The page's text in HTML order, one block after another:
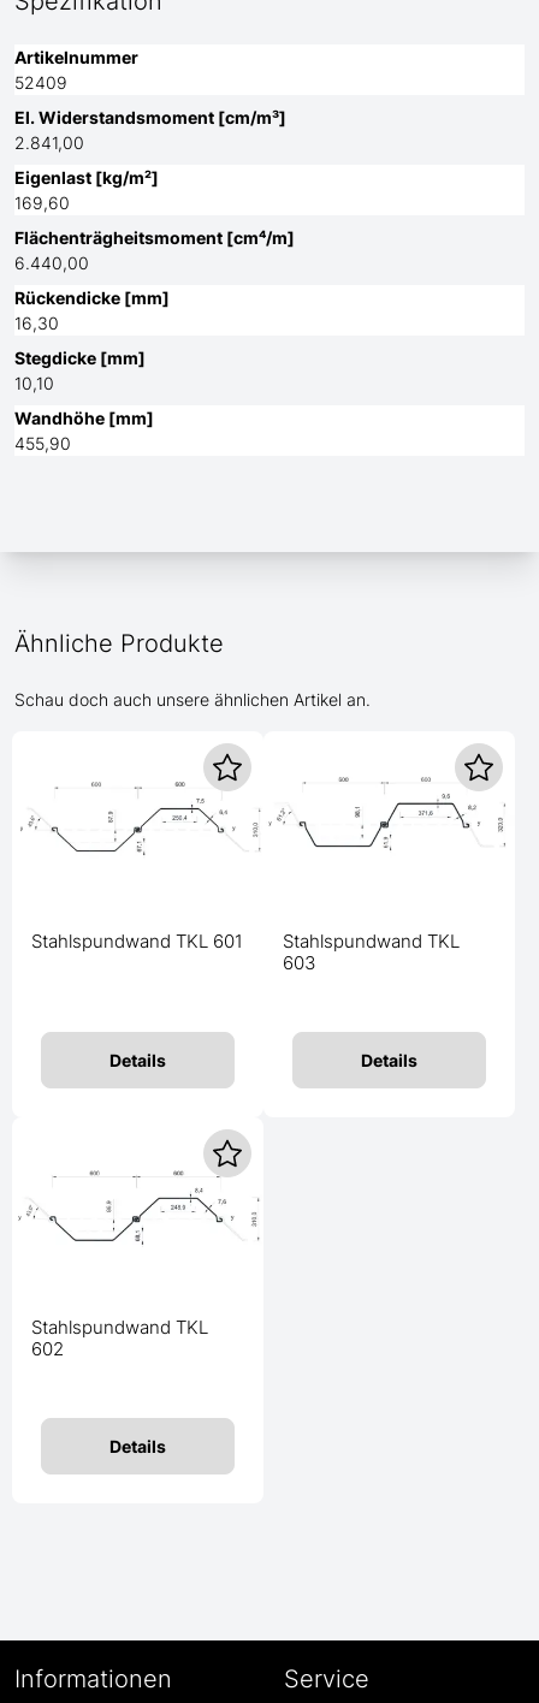
Artikelnummer
52409
El. Widerstandsmoment [cm/m³]
2.841,00
Eigenlast [kg/m²]
169,60
Flächenträgheitsmoment [cm⁴/m]
6.440,00
Rückendicke [mm]
16,30
Stegdicke [mm]
10,10
Wandhöhe [mm]
455,90
Ähnliche Produkte
Schau doch auch unsere ähnlichen Artikel an.
Stahlspundwand TKL 601
Details
Stahlspundwand TKL
603
Details
Stahlspundwand TKL
602
Details
Informationen Service